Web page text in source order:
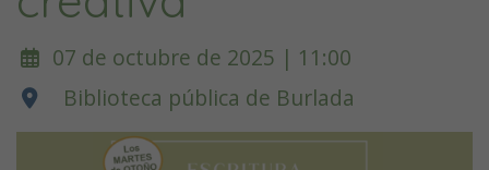
07 de octubre de 2025 | 11:00
Biblioteca pública de Burlada